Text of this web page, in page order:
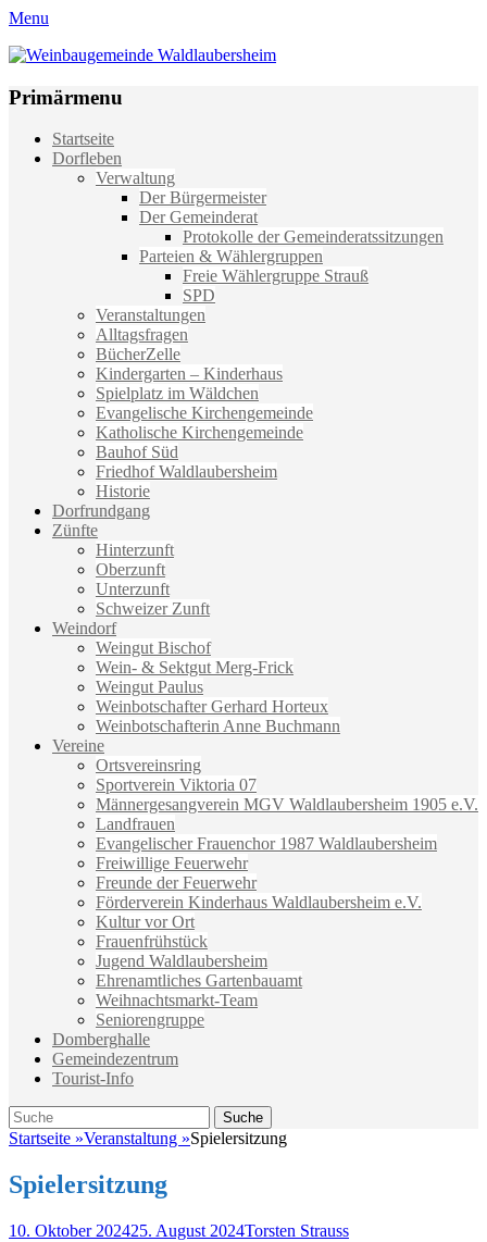
Menu
Weinbaugemeinde Waldlaubersheim
Primärmenu
Weiter
zum
Startseite
Dorfleben
Verwaltung
Der Bürgermeister
Der Gemeinderat
Protokolle der Gemeinderatssitzungen
Parteien & Wählergruppen
Freie Wählergruppe Strauß
SPD
Veranstaltungen
Alltagsfragen
BücherZelle
Kindergarten – Kinderhaus
Spielplatz im Wäldchen
Evangelische Kirchengemeinde
Katholische Kirchengemeinde
Bauhof Süd
Friedhof Waldlaubersheim
Historie
Dorfrundgang
Zünfte
Hinterzunft
Oberzunft
Unterzunft
Schweizer Zunft
Weindorf
Weingut Bischof
Wein- & Sektgut Merg-Frick
Weingut Paulus
Weinbotschafter Gerhard Horteux
Weinbotschafterin Anne Buchmann
Vereine
Ortsvereinsring
Sportverein Viktoria 07
Männergesangverein MGV Waldlaubersheim 1905 e.V.
Landfrauen
Evangelischer Frauenchor 1987 Waldlaubersheim
Freiwillige Feuerwehr
Freunde der Feuerwehr
Förderverein Kinderhaus Waldlaubersheim e.V.
Kultur vor Ort
Frauenfrühstück
Jugend Waldlaubersheim
Ehrenamtliches Gartenbauamt
Weihnachtsmarkt-Team
Seniorengruppe
Domberghalle
Gemeindezentrum
Tourist-Info
Suche
Suche
nach:
Startseite »Veranstaltung »Spielersitzung
Spielersitzung
Veröffentlicht
10. Oktober 202425. August 2024Autor
Torsten Strauss